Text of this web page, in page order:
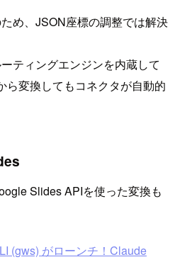
め、JSON座標の調整では解決
ティングエンジンを内蔵して
ら変換してもコネクタが自動的
Slides APIを使った変換も
(gws) がローンチ！Claude